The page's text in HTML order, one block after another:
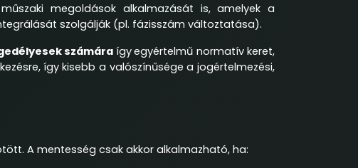
megoldások alkalmazását is, amelyek a
szolgálják (pl. fázisszám változtatása).
számáraígyegyértelmű normatív keret,
így kisebb a valószínűsége a jogértelmezési,
A mentesség csak akkor alkalmazható, ha: